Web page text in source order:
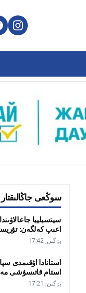
سوڭعى جاڭالىقتار
سيتسيلييا
اعىپ كەلگەن:
بٷگىن, 17:42
استام قاتىسۋشى مەن 14 سپورت
بٷگىن, 17:21